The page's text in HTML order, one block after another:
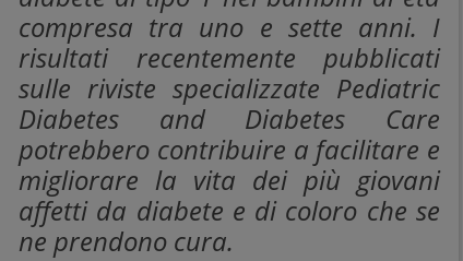
compresa tra uno e sette anni. I
risultati recentemente pubblicati
sulle riviste specializzate Pediatric
Diabetes and Diabetes Care
potrebbero contribuire a facilitare e
migliorare la vita dei più giovani
affetti da diabete e di coloro che se
ne prendono cura.